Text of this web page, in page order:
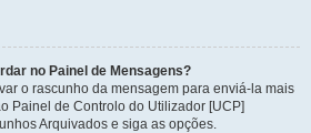
no Painel de Mensagens?
o rascunho da mensagem para enviá-la mais
Painel de Controlo do Utilizador [UCP]
Arquivados e siga as opções.